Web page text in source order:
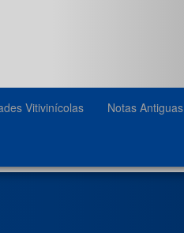
Vitivinícolas Notas Antiguas